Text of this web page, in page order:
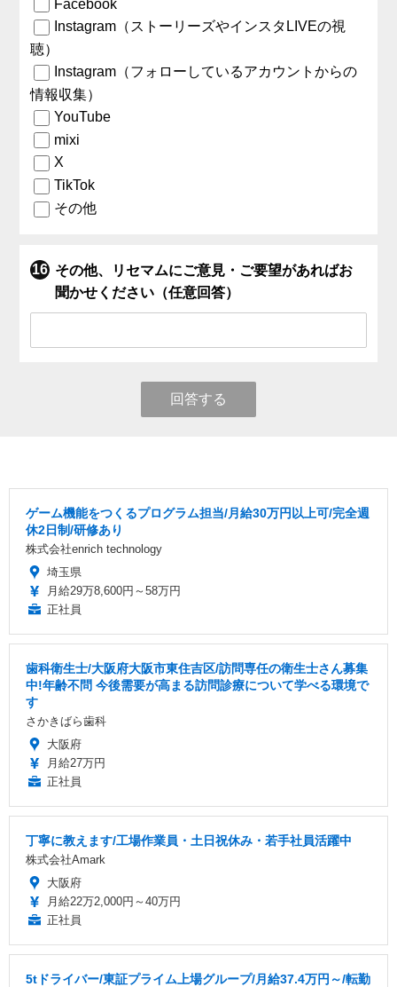
Facebook
Instagram（ストーリーズやインスタLIVEの視
聴）
Instagram（フォローしているアカウントからの
情報収集）
YouTube
mixi
X
TikTok
その他
その他、リセマムにご意見・ご要望があればお
聞かせください（任意回答）
回答する
ゲーム機能をつくるプログラム担当/月給30万円以上可/完全週
休2日制/研修あり
株式会社enrich technology
埼玉県
月給29万8,600円～58万円
正社員
歯科衛生士/大阪府大阪市東住吉区/訪問専任の衛生士さん募集
中!年齢不問 今後需要が高まる訪問診療について学べる環境で
す
さかきばら歯科
大阪府
月給27万円
正社員
丁寧に教えます/工場作業員・土日祝休み・若手社員活躍中
株式会社Amark
大阪府
月給22万2,000円～40万円
正社員
5tドライバー/東証プライム上場グループ/月給37.4万円～/転勤